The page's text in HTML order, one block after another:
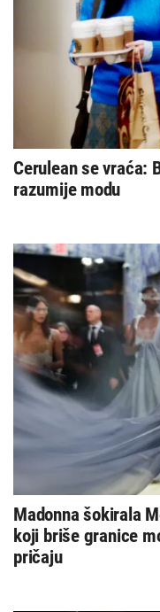
Cerulean se vraća:
razumije modu
Madonna šokirala
koji briše granice
pričaju